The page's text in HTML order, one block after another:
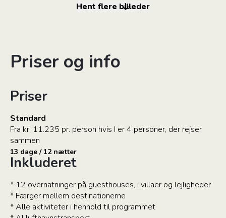
Hent flere billeder
Priser og info
Priser
Standard
Fra kr. 11.235 pr. person hvis I er 4 personer, der rejser
sammen
13 dage / 12 nætter
Inkluderet
* 12 overnatninger på guesthouses, i villaer og lejligheder
* Færger mellem destinationerne
* Alle aktiviteter i henhold til programmet